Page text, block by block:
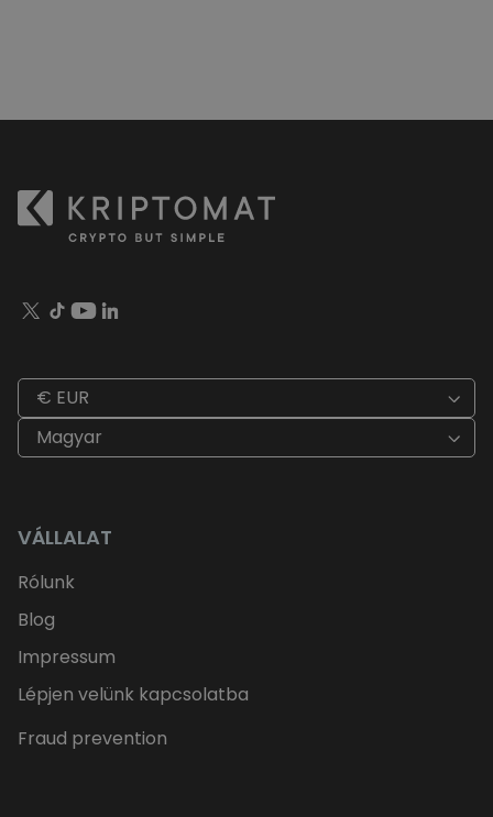
€ EUR
Magyar
VÁLLALAT
Rólunk
Blog
Impressum
Lépjen velünk kapcsolatba
Fraud prevention